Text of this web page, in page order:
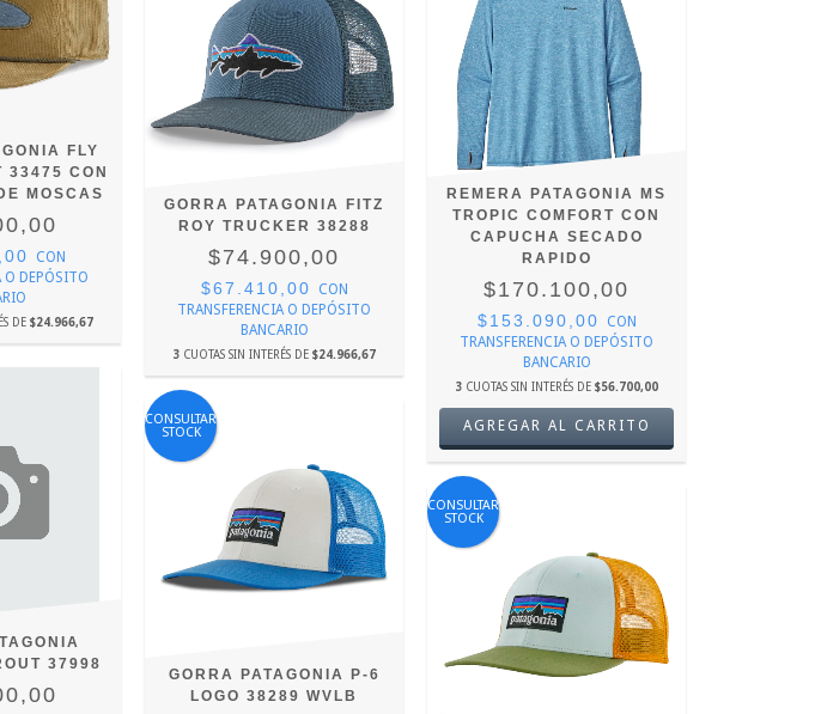
FLY
33475 CON
MOSCAS
CON
O DEPÓSITO
DE$24.966,67
GORRA PATAGONIA FITZ
ROY TRUCKER 38288
$74.900,00
$67.410,00
CON
TRANSFERENCIA O DEPÓSITO
BANCARIO
3 CUOTAS SIN INTERÉS DE$24.966,67
REMERA PATAGONIA MS
TROPIC COMFORT CON
CAPUCHA SECADO
RAPIDO
$170.100,00
$153.090,00
CON
TRANSFERENCIA O DEPÓSITO
BANCARIO
3 CUOTAS SIN INTERÉS DE$56.700,00
AGREGAR AL CARRITO
37998
CONSULTAR
STOCK
GORRA PATAGONIA P-6
LOGO 38289 WVLB
CONSULTAR
STOCK